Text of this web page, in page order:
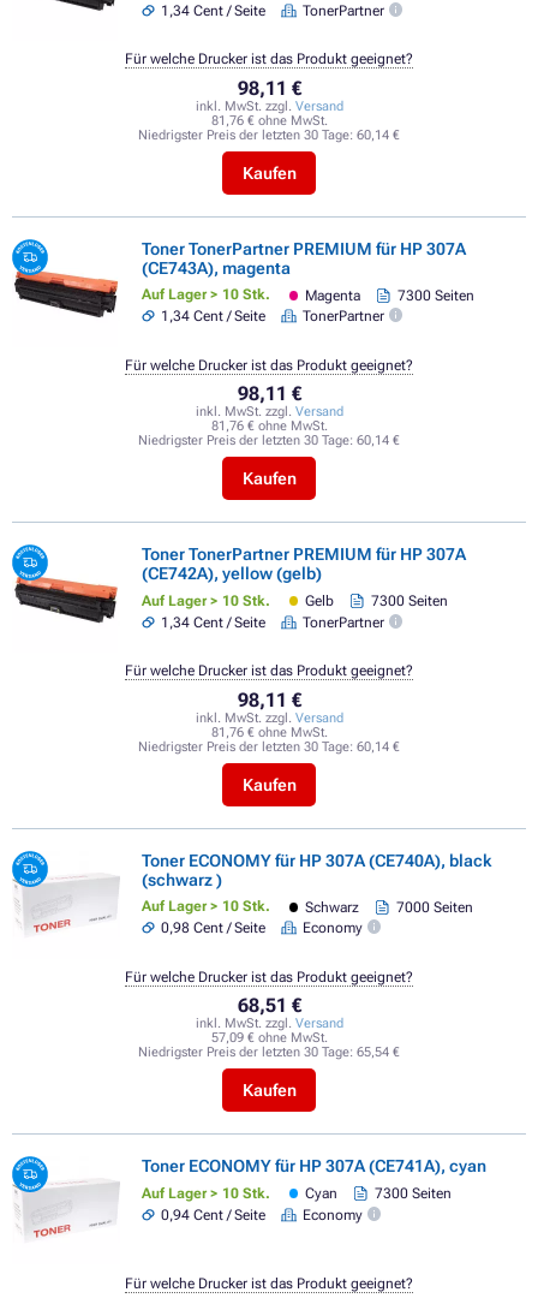
1,34 Cent / Seite
TonerPartner
98,11 €
inkl. MwSt. zzgl. Versand
81,76 € ohne MwSt.
Niedrigster Preis der letzten 30 Tage: 60,14 €
Kaufen
Für welche Drucker ist das Produkt geeignet?
Toner TonerPartner PREMIUM für HP 307A
(CE743A), magenta
Auf Lager > 10 Stk. Magenta
7300 Seiten
1,34 Cent / Seite
TonerPartner
98,11 €
inkl. MwSt. zzgl. Versand
81,76 € ohne MwSt.
Niedrigster Preis der letzten 30 Tage: 60,14 €
Kaufen
Für welche Drucker ist das Produkt geeignet?
Toner TonerPartner PREMIUM für HP 307A
(CE742A), yellow (gelb)
Auf Lager > 10 Stk. Gelb
7300 Seiten
1,34 Cent / Seite
TonerPartner
98,11 €
inkl. MwSt. zzgl. Versand
81,76 € ohne MwSt.
Niedrigster Preis der letzten 30 Tage: 60,14 €
Kaufen
Für welche Drucker ist das Produkt geeignet?
Toner ECONOMY für HP 307A (CE740A), black
(schwarz )
Auf Lager > 10 Stk. Schwarz
7000 Seiten
0,98 Cent / Seite
Economy
68,51 €
inkl. MwSt. zzgl. Versand
57,09 € ohne MwSt.
Niedrigster Preis der letzten 30 Tage: 65,54 €
Kaufen
Für welche Drucker ist das Produkt geeignet?
Toner ECONOMY für HP 307A (CE741A), cyan
Auf Lager > 10 Stk. Cyan
7300 Seiten
0,94 Cent / Seite
Economy
Für welche Drucker ist das Produkt geeignet?